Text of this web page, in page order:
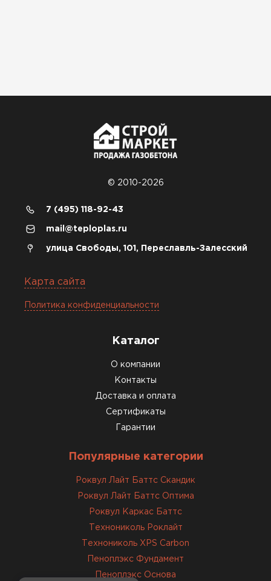
© 2010-2026
7 (495) 118-92-43
mail@teploplas.ru
улица Свободы, 101, Переславль-Залесский
Карта сайта
Политика конфиденциальности
Каталог
О компании
Контакты
Доставка и оплата
Сертификаты
Гарантии
Популярные категории
Роквул Лайт Баттс Скандик
Роквул Лайт Баттс Оптима
Роквул Каркас Баттс
Технониколь Роклайт
Технониколь XPS Carbon
Пеноплэкс Фундамент
Пеноплэкс Основа